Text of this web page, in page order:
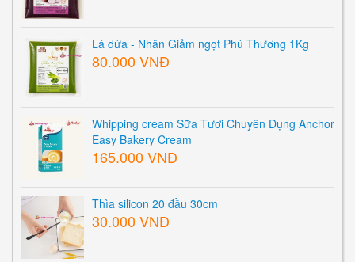
Lá dứa - Nhân Giảm ngọt Phú Thương 1Kg
Whipping cream Sữa Tươi Chuyên Dụng Anchor
Easy Bakery Cream
Thìa silicon 20 đầu 30cm